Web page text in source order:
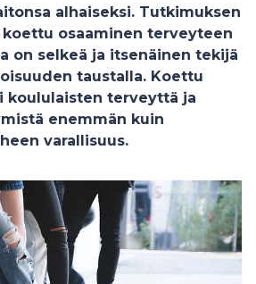
alhaiseksi. Tutkimuksen
osaaminen terveyteen
on selkeä ja itsenäinen tekijä
taustalla. Koettu
koululaisten terveyttä ja
enemmän kuin
varallisuus.